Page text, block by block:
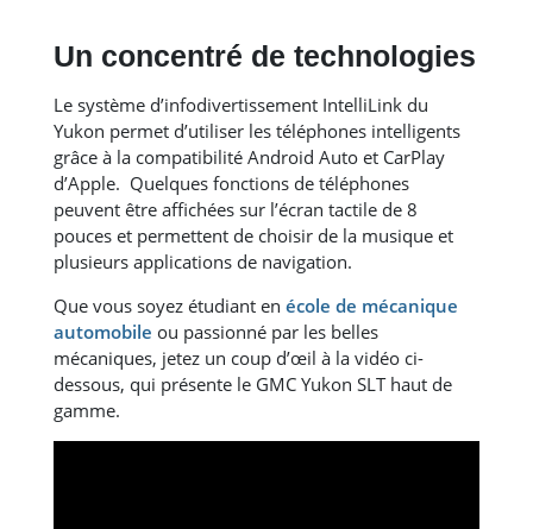
Un concentré de technologies
Le système d’infodivertissement IntelliLink du
Yukon permet d’utiliser les téléphones intelligents
grâce à la compatibilité Android Auto et CarPlay
d’Apple. Quelques fonctions de téléphones
peuvent être affichées sur l’écran tactile de 8
pouces et permettent de choisir de la musique et
plusieurs applications de navigation.
Que vous soyez étudiant en école de mécanique
automobile ou passionné par les belles
mécaniques, jetez un coup d’œil à la vidéo ci-
dessous, qui présente le GMC Yukon SLT haut de
gamme.